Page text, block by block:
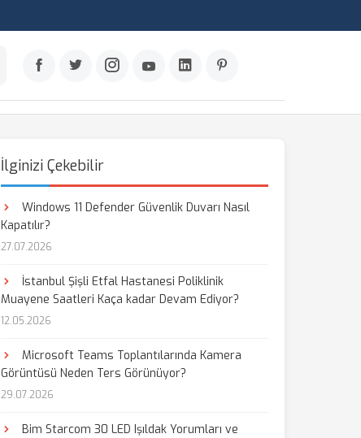
İlginizi Çekebilir
Windows 11 Defender Güvenlik Duvarı Nasıl
Kapatılır?
27.07.2026
İstanbul Şişli Etfal Hastanesi Poliklinik
Muayene Saatleri Kaça kadar Devam Ediyor?
12.05.2026
Microsoft Teams Toplantılarında Kamera
Görüntüsü Neden Ters Görünüyor?
29.07.2026
Bim Starcom 30 LED Işıldak Yorumları ve